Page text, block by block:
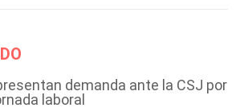
demanda ante la CSJ por
laboral